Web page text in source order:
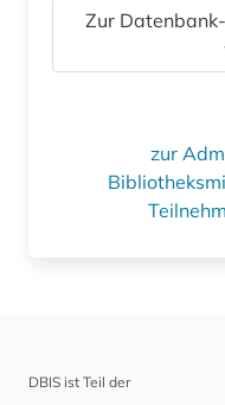
Zur
zur
DBIS ist Teil der